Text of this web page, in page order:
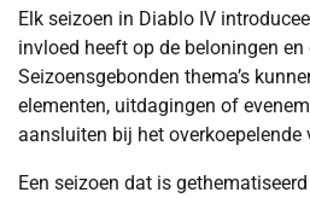
Elk seizoen in Diablo IV
invloed heeft op de beloningen
Seizoensgebonden thema’s
elementen, uitdagingen of
aansluiten bij het overkoepelende
Een seizoen dat is